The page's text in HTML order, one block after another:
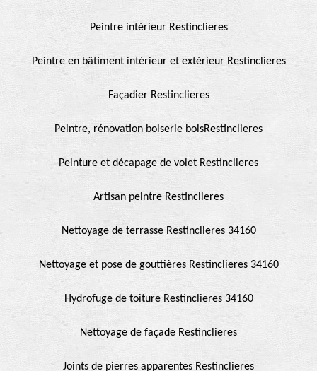
Peintre intérieur Restinclieres
Peintre en bâtiment intérieur et extérieur Restinclieres
Façadier Restinclieres
Peintre, rénovation boiserie boisRestinclieres
Peinture et décapage de volet Restinclieres
Artisan peintre Restinclieres
Nettoyage de terrasse Restinclieres 34160
Nettoyage et pose de gouttières Restinclieres 34160
Hydrofuge de toiture Restinclieres 34160
Nettoyage de façade Restinclieres
Joints de pierres apparentes Restinclieres